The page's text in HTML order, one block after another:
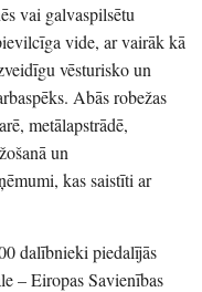
vai galvaspilsētu
vide, ar vairāk kā
vēsturisko un
Abās robežas
metālapstrādē,
un
kas saistīti ar
dalībnieki piedalījās
– Eiropas Savienības